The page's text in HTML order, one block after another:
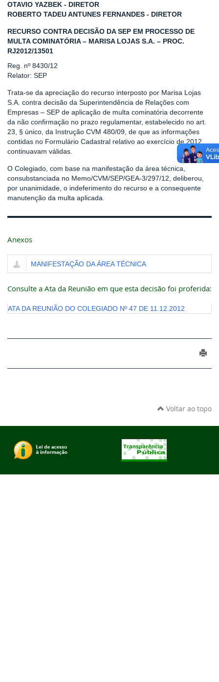
OTAVIO YAZBEK - DIRETOR
ROBERTO TADEU ANTUNES FERNANDES - DIRETOR
RECURSO CONTRA DECISÃO DA SEP EM PROCESSO DE
MULTA COMINATÓRIA – MARISA LOJAS S.A. – PROC.
RJ2012/13501
Reg. nº 8430/12
Relator: SEP
Trata-se da apreciação do recurso interposto por Marisa Lojas
S.A. contra decisão da Superintendência de Relações com
Empresas – SEP de aplicação de multa cominatória decorrente
da não confirmação no prazo regulamentar, estabelecido no art.
23, § único, da Instrução CVM 480/09, de que as informações
contidas no Formulário Cadastral relativo ao exercício de 2012
continuavam válidas.
O Colegiado, com base na manifestação da área técnica,
consubstanciada no Memo/CVM/SEP/GEA-3/297/12, deliberou,
por unanimidade, o indeferimento do recurso e a consequente
manutenção da multa aplicada.
Anexos
MANIFESTAÇÃO DA ÁREA TÉCNICA
Consulte a Ata da Reunião em que esta decisão foi proferida:
ATA DA REUNIÃO DO COLEGIADO Nº 47 DE 11.12.2012
Voltar ao topo